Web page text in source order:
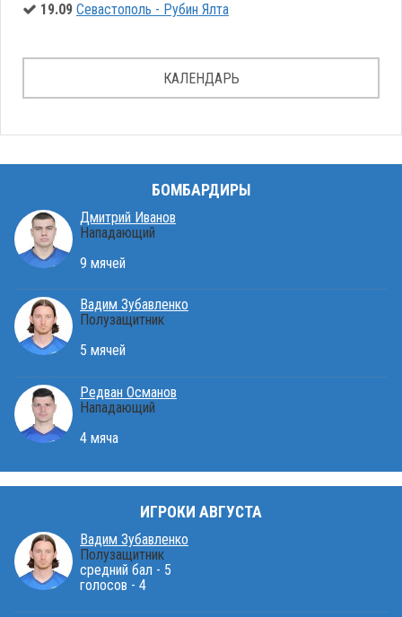
19.09 Севастополь - Рубин Ялта
КАЛЕНДАРЬ
БОМБАРДИРЫ
Дмитрий Иванов
Нападающий
9 мячей
Вадим Зубавленко
Полузащитник
5 мячей
Редван Османов
Нападающий
4 мяча
ИГРОКИ АВГУСТА
Вадим Зубавленко
Полузащитник
средний бал - 5
голосов - 4